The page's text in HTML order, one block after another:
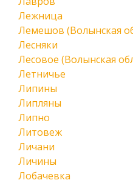
Лежница
Лемешов (Волынская
Лесняки
Лесовое (Волынская
Летничье
Липины
Липляны
Липно
Литовеж
Личани
Личины
Лобачевка